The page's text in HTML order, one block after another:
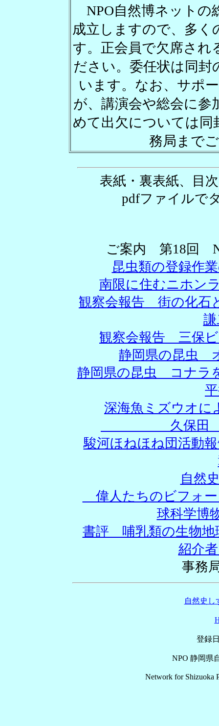
NPO自然博ネットの
成立しますので、多く
す。正会員で欠席され
ださい。委任状は同
います。なお、サポ
が、講演会や総会に参
めて出欠については
務局まで
表紙・裏表紙、目
pdfファイルで
ご案内 第18回
昆虫類の登録
南限に住むニホ
観察会報告 街の化石
観察会報告 三保ビ
静岡県の昆虫
静岡県の昆虫 コナラ
深海魚ミズウオに
久保田 正・
駿河ほねほね団活
自然
偉人たちのビフォ
球科学博
書評 哺乳類の生
紹介
事務
自然史し
登録
NPO 静岡県
Network for Shizuoka